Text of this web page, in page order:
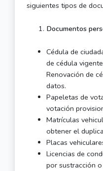
siguientes tipos de
Documentos
Cédula de
de cédula
Renovación de
datos.
Papeletas de
votación
Matrículas
obtener el
Placas
Licencias de
por sustracción o